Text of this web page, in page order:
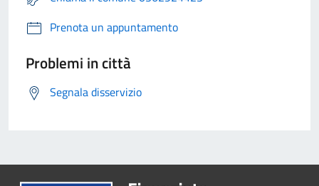
Prenota un appuntamento
Problemi in città
Segnala disservizio